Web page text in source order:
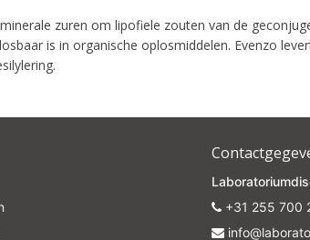
zuren om lipofiele zouten van de
is in organische oplosmiddelen. Evenzo
+31 255 700